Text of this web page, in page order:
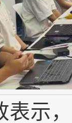
表示